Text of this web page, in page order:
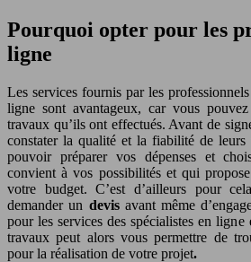
Pourquoi opter pour les
ligne
Les services fournis par les
ligne sont avantageux, car vous
travaux qu’ils ont effectués. Avant de
constater la qualité et la fiabilité de leurs
pouvoir préparer vos dépenses et
convient à vos possibilités et qui
votre budget. C’est d’ailleurs pour
demander un devis avant même
pour les services des spécialistes en
travaux peut alors vous permettre de
pour la réalisation de votre projet.